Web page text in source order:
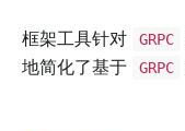
框架工具针对 GRPC
地简化了基于
GRPC